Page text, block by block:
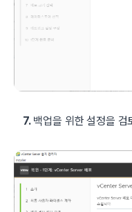
7.백업을 위한 설정을 검